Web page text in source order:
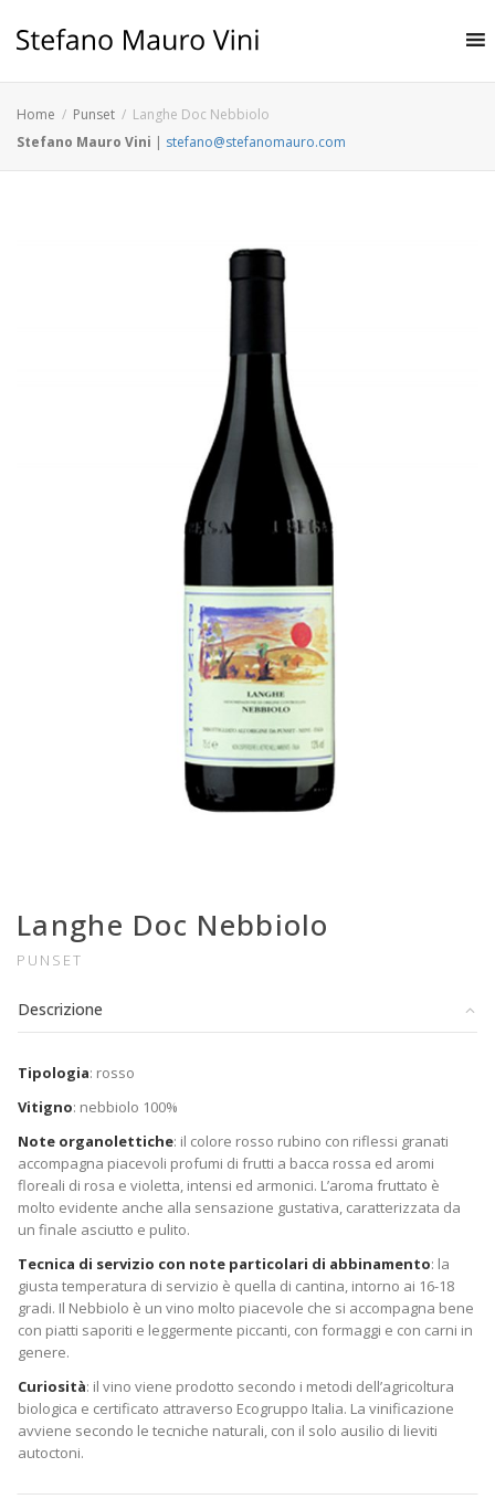
Home Punset
Langhe Doc Nebbiolo
Stefano Mauro Vini | stefano@stefanomauro.com
Langhe Doc Nebbiolo
PUNSET
Descrizione
Tipologia: rosso
Vitigno: nebbiolo 100%
Note organolettiche: il colore rosso rubino con riflessi granati
accompagna piacevoli profumi di frutti a bacca rossa ed aromi
floreali di rosa e violetta, intensi ed armonici. L’aroma fruttato è
molto evidente anche alla sensazione gustativa, caratterizzata da
un finale asciutto e pulito.
Tecnica di servizio con note particolari di abbinamento: la
giusta temperatura di servizio è quella di cantina, intorno ai 16-18
gradi. Il Nebbiolo è un vino molto piacevole che si accompagna bene
con piatti saporiti e leggermente piccanti, con formaggi e con carni in
genere.
Curiosità: il vino viene prodotto secondo i metodi dell’agricoltura
biologica e certificato attraverso Ecogruppo Italia. La vinificazione
avviene secondo le tecniche naturali, con il solo ausilio di lieviti
autoctoni.